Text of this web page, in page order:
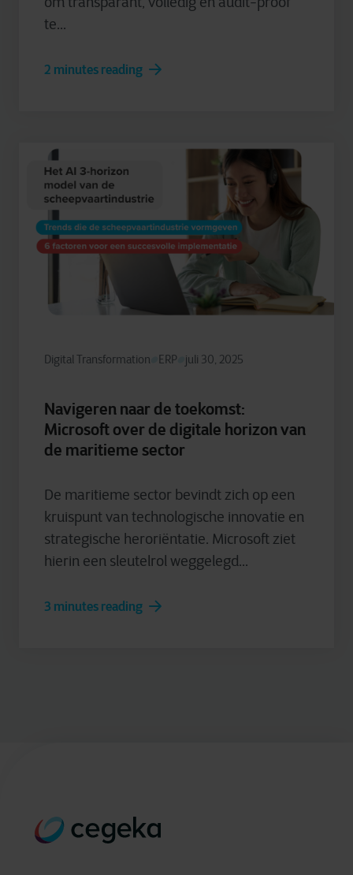
te...
2 minutes reading
Digital Transformation ERP juli 30, 2025
Navigeren naar de toekomst:
Microsoft over de digitale horizon van
de maritieme sector
De maritieme sector bevindt zich op een
kruispunt van technologische innovatie en
strategische heroriëntatie. Microsoft ziet
hierin een sleutelrol weggelegd...
3 minutes reading